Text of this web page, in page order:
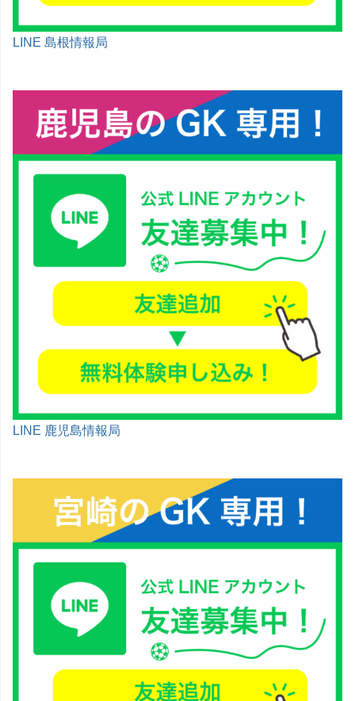
LINE 島根情報局
LINE 鹿児島情報局